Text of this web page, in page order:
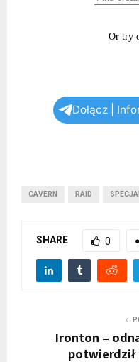
Dołącz |
CAVERN RAID
SHARE 0
Ironton –